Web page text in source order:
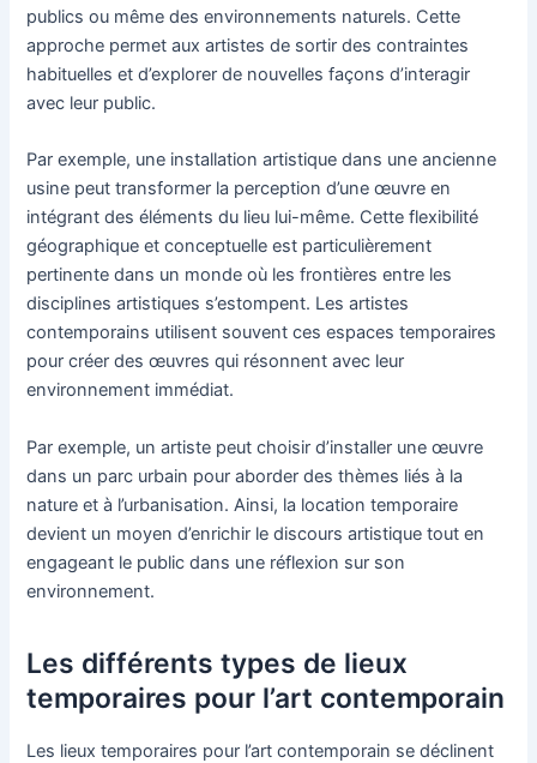
publics ou même des environnements naturels. Cette
approche permet aux artistes de sortir des contraintes
habituelles et d’explorer de nouvelles façons d’interagir
avec leur public.
Par exemple, une installation artistique dans une ancienne
usine peut transformer la perception d’une œuvre en
intégrant des éléments du lieu lui-même. Cette flexibilité
géographique et conceptuelle est particulièrement
pertinente dans un monde où les frontières entre les
disciplines artistiques s’estompent. Les artistes
contemporains utilisent souvent ces espaces temporaires
pour créer des œuvres qui résonnent avec leur
environnement immédiat.
Par exemple, un artiste peut choisir d’installer une œuvre
dans un parc urbain pour aborder des thèmes liés à la
nature et à l’urbanisation. Ainsi, la location temporaire
devient un moyen d’enrichir le discours artistique tout en
engageant le public dans une réflexion sur son
environnement.
Les différents types de lieux
temporaires pour l’art contemporain
Les lieux temporaires pour l’art contemporain se déclinent